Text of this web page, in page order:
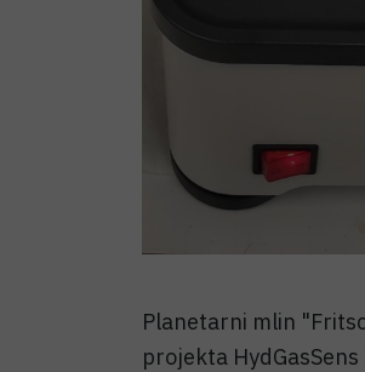
Planetarni mlin
projekta